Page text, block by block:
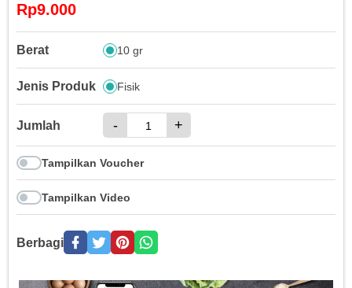
Rp9.000
Berat 10 gr
Jenis Produk Fisik
Jumlah - +
Tampilkan Voucher
Tampilkan Video
Berbagi